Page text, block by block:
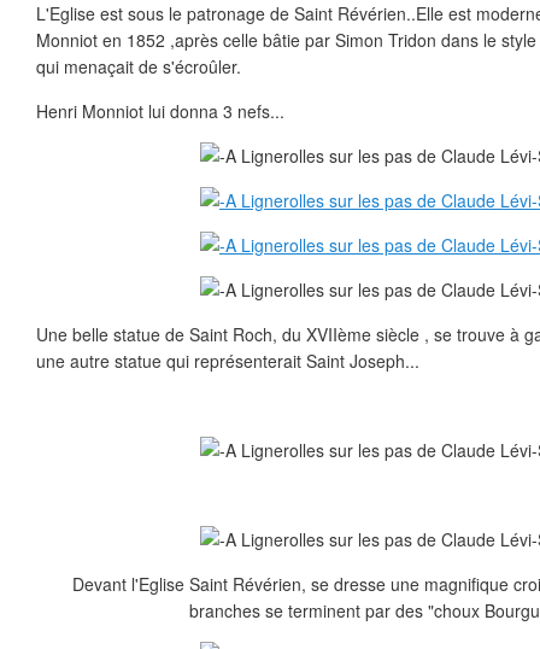
L'Eglise est sous le patronage de Saint Révérien..Elle est
Monniot en 1852 ,après celle bâtie par Simon Tridon dans le
qui menaçait de s'écroûler.
Henri Monniot lui donna 3 nefs...
Une belle statue de Saint Roch, du XVIIème siècle , se trouve à
une autre statue qui représenterait Saint Joseph...
Devant l'Eglise Saint Révérien, se dresse une magnifique
branches se terminent par des "choux